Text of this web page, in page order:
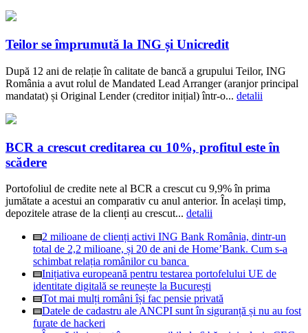
Teilor se împrumută la ING și Unicredit
După 12 ani de relație în calitate de bancă a grupului Teilor, ING
România a avut rolul de Mandated Lead Arranger (aranjor principal
mandatat) și Original Lender (creditor inițial) într-o... detalii
BCR a crescut creditarea cu 10%, profitul este în
scădere
Portofoliul de credite nete al BCR a crescut cu 9,9% în prima
jumătate a acestui an comparativ cu anul anterior. În același timp,
depozitele atrase de la clienți au crescut... detalii
2 milioane de clienți activi ING Bank România, dintr-un
total de 2,2 milioane, și 20 de ani de Home’Bank. Cum s-a
schimbat relația românilor cu banca
Inițiativa europeană pentru testarea portofelului UE de
identitate digitală se reunește la București
Tot mai mulți români își fac pensie privată
Datele de cadastru ale ANCPI sunt în siguranță și nu au fost
furate de hackeri